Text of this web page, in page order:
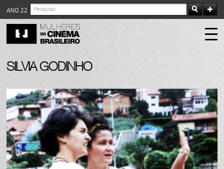
ANO 22
SILVIA GODINHO